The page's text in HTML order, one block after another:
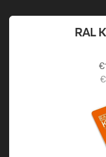
RAL
€
€